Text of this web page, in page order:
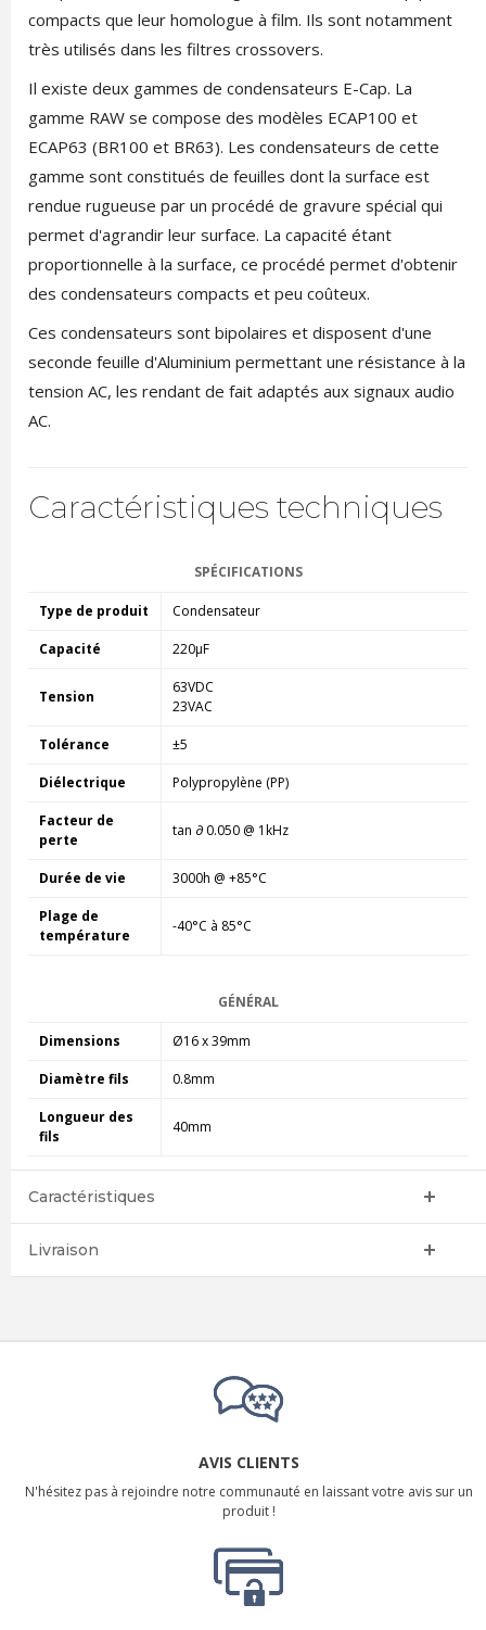
compacts que leur homologue à film. Ils sont notamment
très utilisés dans les filtres crossovers.
Il existe deux gammes de condensateurs E-Cap. La
gamme RAW se compose des modèles ECAP100 et
ECAP63 (BR100 et BR63). Les condensateurs de cette
gamme sont constitués de feuilles dont la surface est
rendue rugueuse par un procédé de gravure spécial qui
permet d'agrandir leur surface. La capacité étant
proportionnelle à la surface, ce procédé permet d'obtenir
des condensateurs compacts et peu coûteux.
Ces condensateurs sont bipolaires et disposent d'une
seconde feuille d'Aluminium permettant une résistance à la
tension AC, les rendant de fait adaptés aux signaux audio
AC.
Caractéristiques techniques
SPÉCIFICATIONS
Type de produit Condensateur
Capacité 220µF
Tension
63VDC
23VAC
Tolérance ±5
Diélectrique Polypropylène (PP)
Facteur de
perte
tan ∂ 0.050 @ 1kHz
Durée de vie 3000h @ +85°C
Plage de
température
-40°C à 85°C
GÉNÉRAL
Dimensions Ø16 x 39mm
Diamètre fils 0.8mm
Longueur des
fils
40mm
Caractéristiques
Livraison
AVIS CLIENTS
N'hésitez pas à rejoindre notre communauté en laissant votre avis sur un
produit !